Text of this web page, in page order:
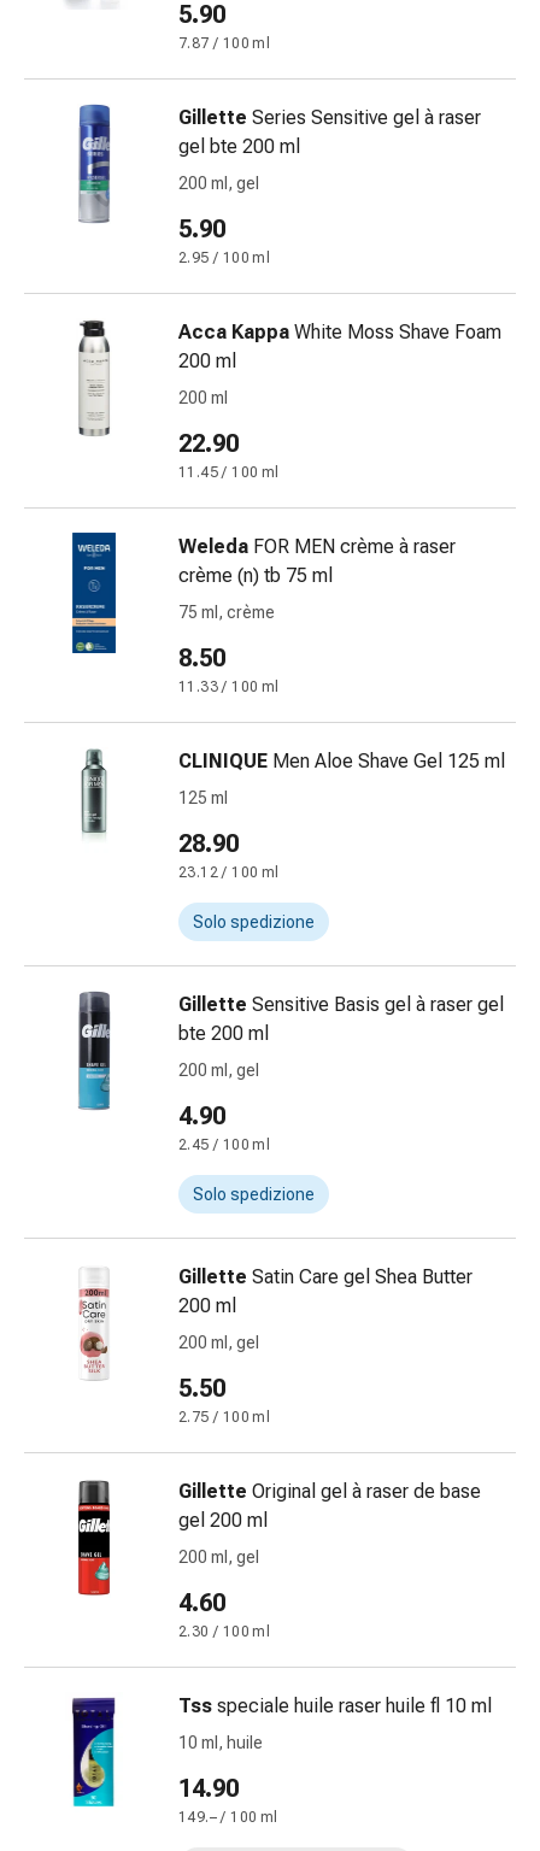
Disturbi
Disturbi
della
memoria
della
Allergie
e
febbre
da
fieno
Antiallergico
pelle
Naso
Gastrointestinale
Emorroidi
Bruciore
vomito
gonfiore
crampi
Costipazione
Trattamento
medico
della
Eczema
prurito
unghie
Trattamento
delle
cicatrici
Pelle
secca
Sudorazione
Pelle
impura
Vesciche
febbre
Sfogo
Acne
Rimedi
5.90
7.87 / 100 ml
Gillette Series Sensitive gel à raser
gel bte 200 ml
200 ml, gel
5.90
2.95 / 100 ml
Acca Kappa White Moss Shave Foam
200 ml
200 ml
22.90
11.45 / 100 ml
Weleda FOR MEN crème à raser
crème (n) tb 75 ml
75 ml, crème
8.50
11.33 / 100 ml
CLINIQUE Men Aloe Shave Gel 125 ml
125 ml
28.90
23.12 / 100 ml
Solo spedizione
Gillette Sensitive Basis gel à raser gel
bte 200 ml
200 ml, gel
4.90
2.45 / 100 ml
Solo spedizione
Gillette Satin Care gel Shea Butter
200 ml
200 ml, gel
5.50
2.75 / 100 ml
Gillette Original gel à raser de base
gel 200 ml
200 ml, gel
4.60
2.30 / 100 ml
Tss speciale huile raser huile fl 10 ml
10 ml, huile
14.90
149.– / 100 ml